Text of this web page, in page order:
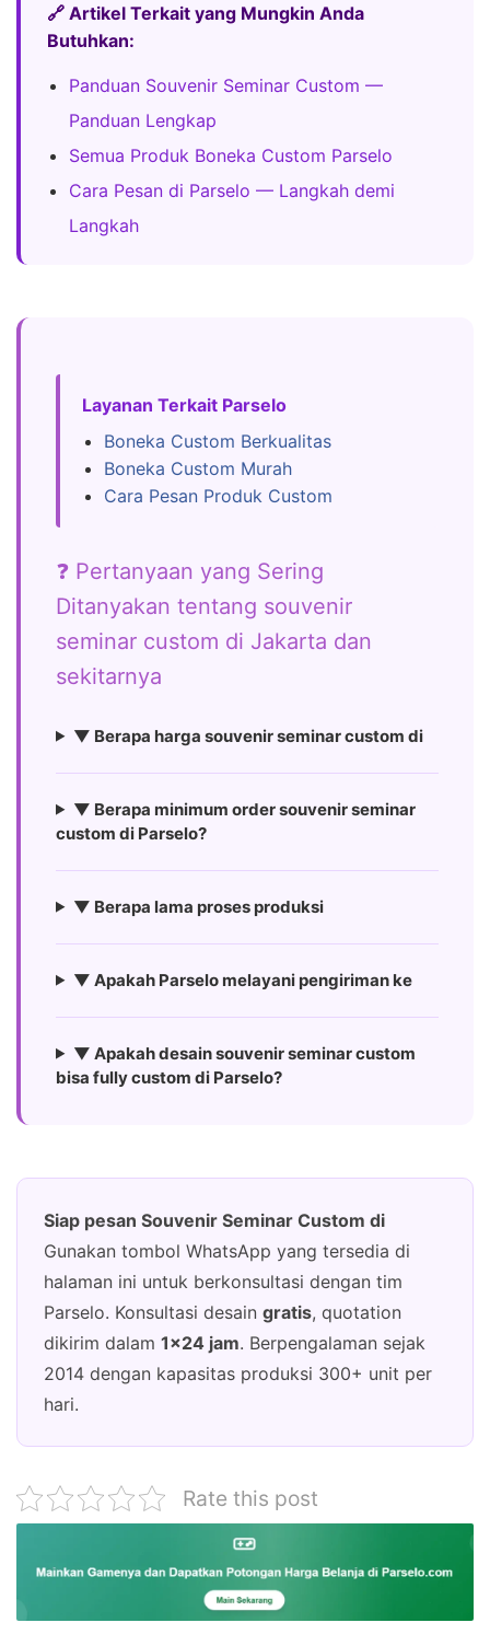
🔗 Artikel Terkait yang Mungkin Anda
Butuhkan:
Panduan Souvenir Seminar Custom —
Panduan Lengkap
Semua Produk Boneka Custom Parselo
Cara Pesan di Parselo — Langkah demi
Langkah
Layanan Terkait Parselo
Boneka Custom Berkualitas
Boneka Custom Murah
Cara Pesan Produk Custom
❓ Pertanyaan yang Sering
Ditanyakan tentang souvenir
seminar custom di Jakarta dan
sekitarnya
▼ Berapa harga souvenir seminar custom di
▼ Berapa minimum order souvenir seminar
custom di Parselo?
▼ Berapa lama proses produksi
▼ Apakah Parselo melayani pengiriman ke
▼ Apakah desain souvenir seminar custom
bisa fully custom di Parselo?
Siap pesan Souvenir Seminar Custom di
Gunakan tombol WhatsApp yang tersedia di
halaman ini untuk berkonsultasi dengan tim
Parselo. Konsultasi desain gratis, quotation
dikirim dalam 1×24 jam. Berpengalaman sejak
2014 dengan kapasitas produksi 300+ unit per
hari.
Rate this post